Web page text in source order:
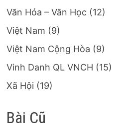
Văn Hóa – Văn Học (12)
Việt Nam (9)
Việt Nam Cộng Hòa (9)
Vinh Danh QL VNCH (15)
Xã Hội (19)
Bài Cũ